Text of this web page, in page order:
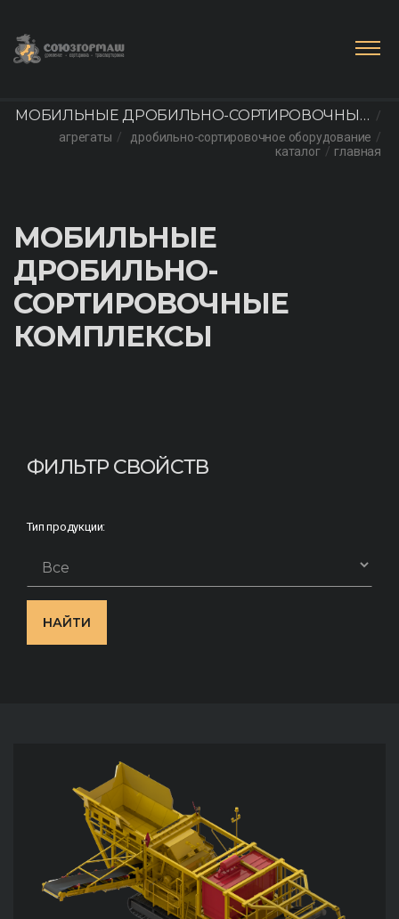
главная
каталог
дробильно-сортировочное оборудование
агрегаты
МОБИЛЬНЫЕ ДРОБИЛЬНО-СОРТИРОВОЧНЫЕ
КОМПЛЕКСЫ
МОБИЛЬНЫЕ
ДРОБИЛЬНО-
СОРТИРОВОЧНЫЕ
КОМПЛЕКСЫ
ФИЛЬТР СВОЙСТВ
Тип продукции:
НАЙТИ